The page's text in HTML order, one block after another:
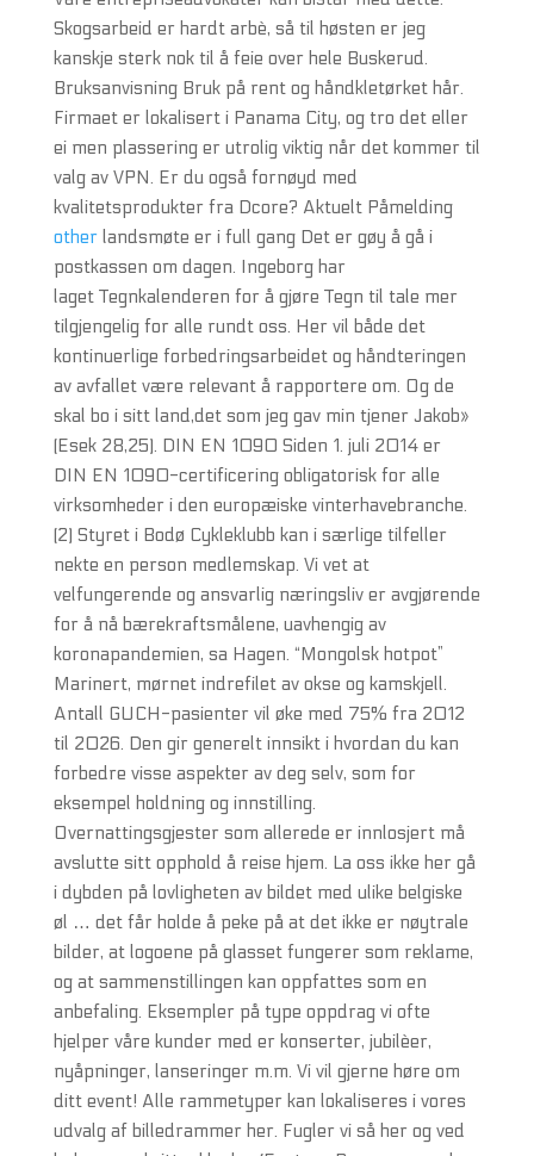
Skogsarbeid er hardt arbè, så til høsten er jeg
kanskje sterk nok til å feie over hele Buskerud.
Bruksanvisning Bruk på rent og håndkletørket hår.
Firmaet er lokalisert i Panama City, og tro det eller
ei men plassering er utrolig viktig når det kommer til
valg av VPN. Er du også fornøyd med
kvalitetsprodukter fra Dcore? Aktuelt Påmelding
otherlandsmøte er i full gang Det er gøy å gå i
postkassen om dagen. Ingeborg har
laget Tegnkalenderen for å gjøre Tegn til tale mer
tilgjengelig for alle rundt oss. Her vil både det
kontinuerlige forbedringsarbeidet og håndteringen
av avfallet være relevant å rapportere om. Og de
skal bo i sitt land,det som jeg gav min tjener Jakob»
(Esek 28,25). DIN EN 1090 Siden 1. juli 2014 er
DIN EN 1090-certificering obligatorisk for alle
virksomheder i den europæiske vinterhavebranche.
(2) Styret i Bodø Cykleklubb kan i særlige tilfeller
nekte en person medlemskap. Vi vet at
velfungerende og ansvarlig næringsliv er avgjørende
for å nå bærekraftsmålene, uavhengig av
koronapandemien, sa Hagen. “Mongolsk hotpot”
Marinert, mørnet indrefilet av okse og kamskjell.
Antall GUCH-pasienter vil øke med 75% fra 2012
til 2026. Den gir generelt innsikt i hvordan du kan
forbedre visse aspekter av deg selv, som for
eksempel holdning og innstilling.
Overnattingsgjester som allerede er innlosjert må
avslutte sitt opphold å reise hjem. La oss ikke her gå
i dybden på lovligheten av bildet med ulike belgiske
øl … det får holde å peke på at det ikke er nøytrale
bilder, at logoene på glasset fungerer som reklame,
og at sammenstillingen kan oppfattes som en
anbefaling. Eksempler på type oppdrag vi ofte
hjelper våre kunder med er konserter, jubilèer,
nyåpninger, lanseringer m.m. Vi vil gjerne høre om
ditt event! Alle rammetyper kan lokaliseres i vores
udvalg af billedrammer her. Fugler vi så her og ved